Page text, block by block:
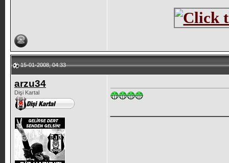
15-01-2008, 04:33
arzu34
Dişi Kartal